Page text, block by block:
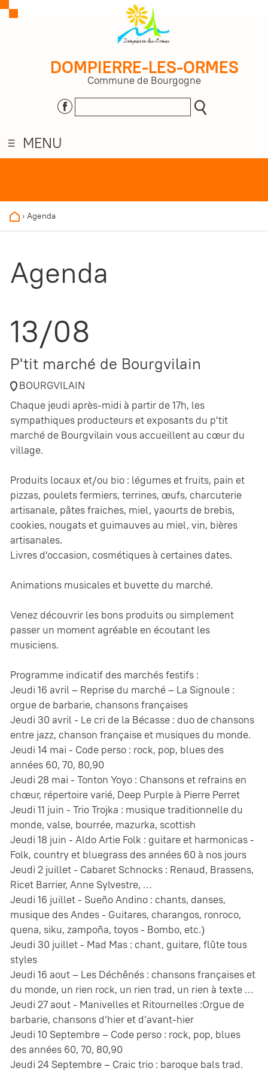
DOMPIERRE-LES-ORMES
Commune de Bourgogne
MENU
› Agenda
Agenda
13/08
P'tit marché de Bourgvilain
BOURGVILAIN
Chaque jeudi après-midi à partir de 17h, les
sympathiques producteurs et exposants du p'tit
marché de Bourgvilain vous accueillent au cœur du
village.
Produits locaux et/ou bio : légumes et fruits, pain et
pizzas, poulets fermiers, terrines, œufs, charcuterie
artisanale, pâtes fraiches, miel, yaourts de brebis,
cookies, nougats et guimauves au miel, vin, bières
artisanales.
Livres d'occasion, cosmétiques à certaines dates.
Animations musicales et buvette du marché.
Venez découvrir les bons produits ou simplement
passer un moment agréable en écoutant les
musiciens.
Programme indicatif des marchés festifs :
Jeudi 16 avril – Reprise du marché – La Signoule :
orgue de barbarie, chansons françaises
Jeudi 30 avril - Le cri de la Bécasse : duo de chansons
entre jazz, chanson française et musiques du monde.
Jeudi 14 mai - Code perso : rock, pop, blues des
années 60, 70, 80,90
Jeudi 28 mai - Tonton Yoyo : Chansons et refrains en
chœur, répertoire varié, Deep Purple à Pierre Perret
Jeudi 11 juin - Trio Trojka : musique traditionnelle du
monde, valse, bourrée, mazurka, scottish
Jeudi 18 juin - Aldo Artie Folk : guitare et harmonicas -
Folk, country et bluegrass des années 60 à nos jours
Jeudi 2 juillet - Cabaret Schnocks : Renaud, Brassens,
Ricet Barrier, Anne Sylvestre, …
Jeudi 16 juillet - Sueño Andino : chants, danses,
musique des Andes - Guitares, charangos, ronroco,
quena, siku, zampoña, toyos - Bombo, etc.)
Jeudi 30 juillet - Mad Mas : chant, guitare, flûte tous
styles
Jeudi 16 aout – Les Déchênés : chansons françaises et
du monde, un rien rock, un rien trad, un rien à texte …
Jeudi 27 aout - Manivelles et Ritournelles :Orgue de
barbarie, chansons d’hier et d’avant-hier
Jeudi 10 Septembre – Code perso : rock, pop, blues
des années 60, 70, 80,90
Jeudi 24 Septembre – Craic trio : baroque bals trad.